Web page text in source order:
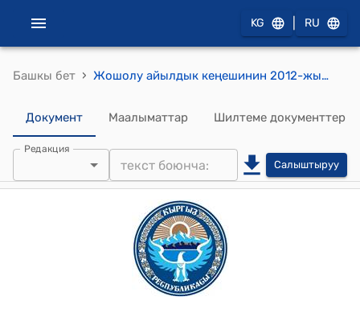
KG RU
Башкы бет › Жошолу айылдык кеңешинин 2012-жылдын 16-июлундагы № 29/3 "Жошолу айыл өкмөтүндөгү кайра бөлүштүрүү фондунун жерлерин тактоо инвентаризациялоо жөнүндө" токтому
Документ Маалыматтар Шилтеме документтер
Редакция
Салыштыруу